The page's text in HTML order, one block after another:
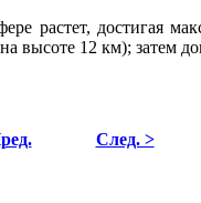
растет, достигая
высоте 12 км); затем
След. >